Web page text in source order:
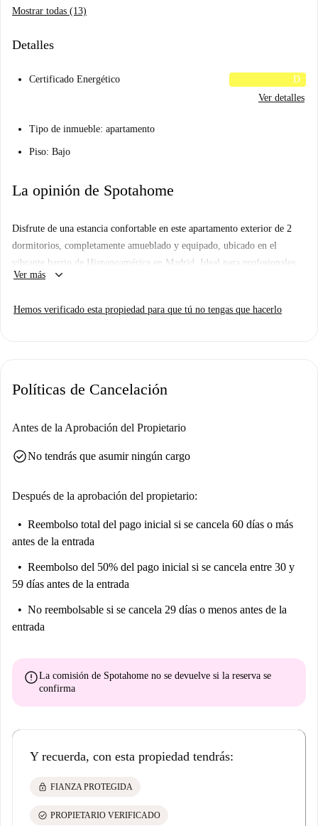
Mostrar todas (13)
Detalles
Certificado Energético
D
Ver detalles
Tipo de inmueble: apartamento
Piso: Bajo
La opinión de Spotahome
Disfrute de una estancia confortable en este apartamento exterior de 2
dormitorios, completamente amueblado y equipado, ubicado en el
vibrante barrio de Hispanoamérica en Madrid. Ideal para profesionales,
estudiantes y parejas, este apartamento cuenta con una cocina equipada
lavadora compartida con secadora privada. El aire acondicionado central
ofreciendo flexibilidad a sus dueños. No se permiten visitas nocturnas.
diversos restaurantes como Papa John's, Coalla y Marcelino. Podrá
Ormaza. La zona cuenta con una amplia oferta gastronómica que le
propietarios han sido verificados profesionalmente, lo que garantiza un
Spotahome hoy mismo!
Ver más keyboard_arrow_down
Hemos verificado esta propiedad para que tú no tengas que hacerlo
Políticas de Cancelación
Antes de la Aprobación del Propietario
check_circleNo tendrás que asumir ningún cargo
Después de la aprobación del propietario:
Reembolso total del pago inicial si se cancela 60 días o más
antes de la entrada
Reembolso del 50% del pago inicial si se cancela entre 30 y
59 días antes de la entrada
No reembolsable si se cancela 29 días o menos antes de la
entrada
errorLa comisión de Spotahome no se devuelve si la reserva se
confirma
Y recuerda, con esta propiedad tendrás:
lock FIANZA PROTEGIDA
check_circle PROPIETARIO VERIFICADO